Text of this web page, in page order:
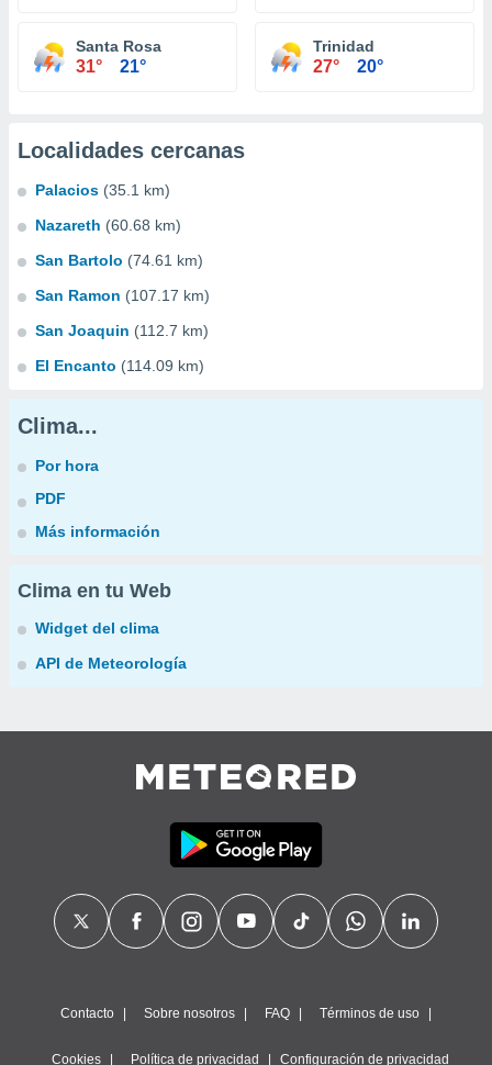
Santa Rosa
31° 21°
Trinidad
27° 20°
Localidades cercanas
Palacios (35.1 km)
Nazareth (60.68 km)
San Bartolo (74.61 km)
San Ramon (107.17 km)
San Joaquin (112.7 km)
El Encanto (114.09 km)
Clima...
Por hora
PDF
Más información
Clima en tu Web
Widget del clima
API de Meteorología
Contacto Sobre nosotros FAQ Términos de uso
Cookies Política de privacidad Configuración de privacidad